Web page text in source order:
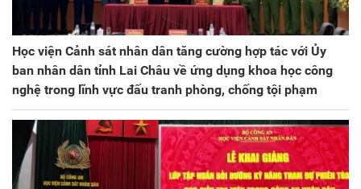
Học viện Cảnh sát nhân dân tăng cường hợp tác với Ủy
ban nhân dân tỉnh Lai Châu về ứng dụng khoa học công
nghệ trong lĩnh vực đấu tranh phòng, chống tội phạm